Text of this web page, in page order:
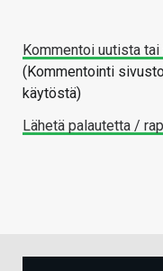
Kommentoi uutista
(Kommentointi
käytöstä)
Lähetä palautetta /